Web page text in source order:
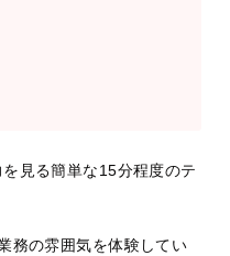
見る簡単な15分程度のテ
務の雰囲気を体験してい